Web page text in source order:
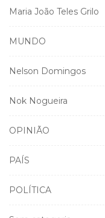
Maria João Teles Grilo
MUNDO
Nelson Domingos
Nok Nogueira
OPINIÃO
PAÍS
POLÍTICA